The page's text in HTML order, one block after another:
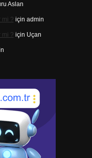
Aslan
mi ? için admin
mi ? için Uçan